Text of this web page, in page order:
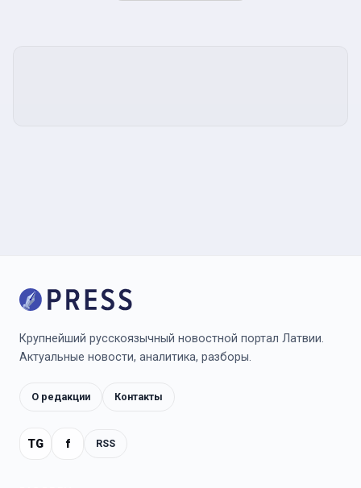
Крупнейший русскоязычный новостной портал Латвии.
Актуальные новости, аналитика, разборы.
О редакции Контакты
TG f RSS